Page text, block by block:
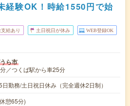
経験OK！時給1550円で始
給あり 土日祝日が休み WEB登録OK
ら市
／つくば駅から車25分
勤務/土日祝日休み（完全週休2日制）
憩65分)